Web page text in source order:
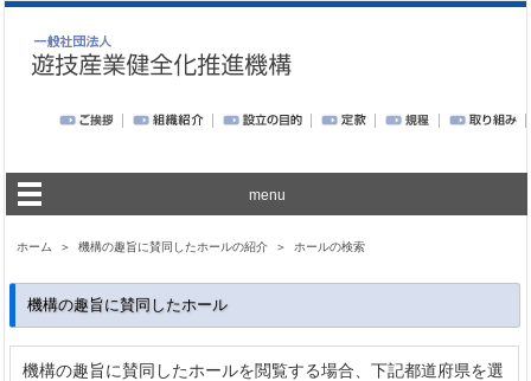
menu
ホーム ＞機構の趣旨に賛同したホールの紹介 ＞ ホールの検索
機構の趣旨に賛同したホール
機構の趣旨に賛同したホールを閲覧する場合、下記都道府県を選